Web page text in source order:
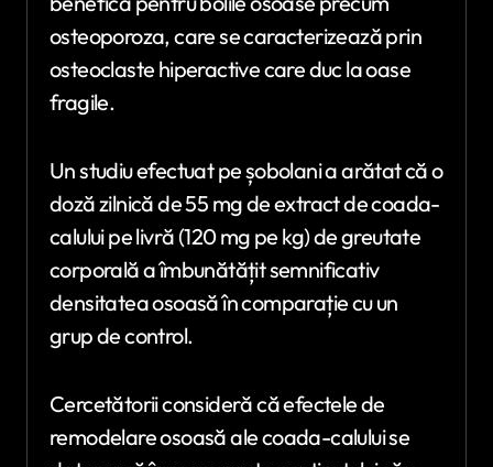
osteoporoza, care se caracterizează prin
osteoclaste hiperactive care duc la oase
fragile.
Un studiu efectuat pe șobolani a arătat că o
doză zilnică de 55 mg de extract de coada-
calului pe livră (120 mg pe kg) de greutate
corporală a îmbunătățit semnificativ
densitatea osoasă în comparație cu un
grup de control.
Cercetătorii consideră că efectele de
remodelare osoasă ale coada-calului se